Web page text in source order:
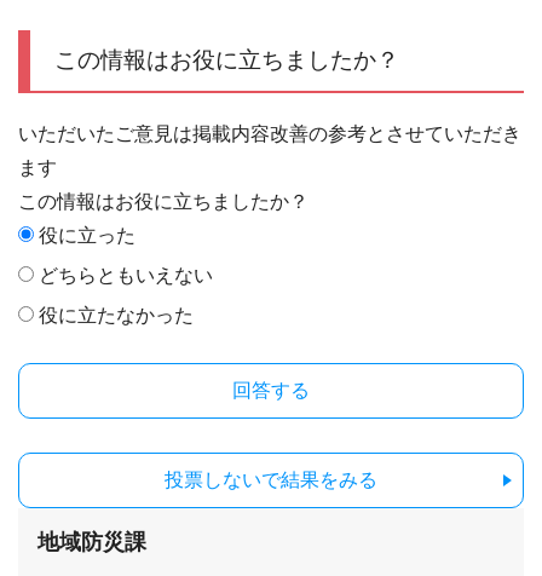
この情報はお役に立ちましたか？
いただいたご意見は掲載内容改善の参考とさせていただき
ます
この情報はお役に立ちましたか？
役に立った
どちらともいえない
役に立たなかった
投票しないで結果をみる
地域防災課